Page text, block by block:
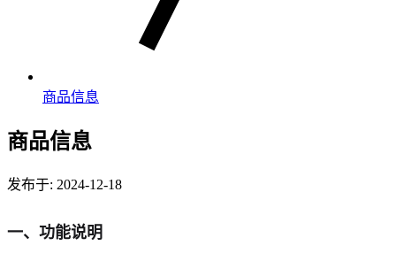
商品信息
商品信息
发布于: 2024-12-18
一、功能说明